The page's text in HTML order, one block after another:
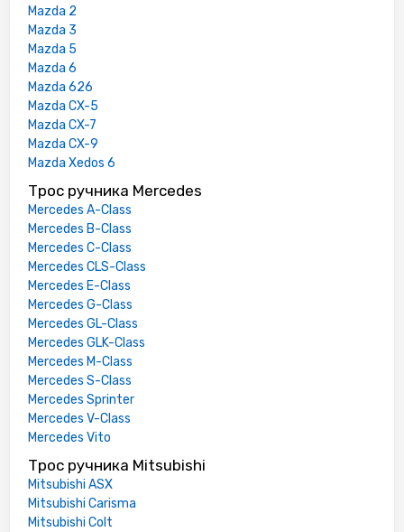
Mazda 2
Mazda 3
Mazda 5
Mazda 6
Mazda 626
Mazda CX-5
Mazda CX-7
Mazda CX-9
Mazda Xedos 6
Трос ручника Mercedes
Mercedes A-Class
Mercedes B-Class
Mercedes C-Class
Mercedes CLS-Class
Mercedes E-Class
Mercedes G-Class
Mercedes GL-Class
Mercedes GLK-Class
Mercedes M-Class
Mercedes S-Class
Mercedes Sprinter
Mercedes V-Class
Mercedes Vito
Трос ручника Mitsubishi
Mitsubishi ASX
Mitsubishi Carisma
Mitsubishi Colt